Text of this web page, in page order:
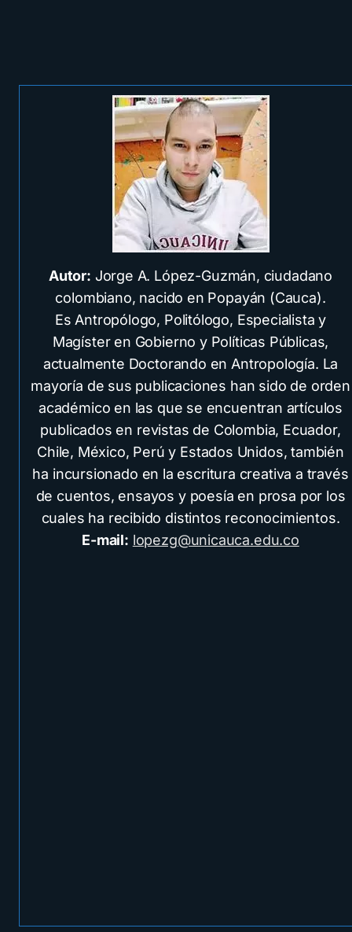
Autor: Jorge A. López-Guzmán, ciudadano
colombiano, nacido en Popayán (Cauca).
Es Antropólogo, Politólogo, Especialista y
Magíster en Gobierno y Políticas Públicas,
actualmente Doctorando en Antropología. La
mayoría de sus publicaciones han sido de orden
académico en las que se encuentran artículos
publicados en revistas de Colombia, Ecuador,
Chile, México, Perú y Estados Unidos, también
ha incursionado en la escritura creativa a través
de cuentos, ensayos y poesía en prosa por los
cuales ha recibido distintos reconocimientos.
E-mail: lopezg@unicauca.edu.co